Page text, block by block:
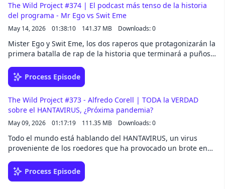
The Wild Project #374 | El podcast más tenso de la historia
del programa - Mr Ego vs Swit Eme
May 14, 2026 01:38:10 141.37 MB Downloads: 0
Mister Ego y Swit Eme, los dos raperos que protagonizarán la
primera batalla de rap de la historia que terminará a puños
más tensos que se han visto jamás en el programa. Mister
Ego ha soltado auténticas barbaridades sobre la vida
afrontar las consecuencias de sus palabras. No te pierdas
este podcast especial, cargado de tensión, provocación y
mala leche, en el que dos personalidades explosivas se
enfrentarán antes de resolver sus cuentas pendientes dentro
del octágono.
Process Episode
The Wild Project #373 - Alfredo Corell | TODA la VERDAD
sobre el HANTAVIRUS, ¿Próxima pandemia?
May 09, 2026 01:17:19 111.35 MB Downloads: 0
Todo el mundo está hablando del HANTAVIRUS, un virus
proveniente de los roedores que ha provocado un brote en
disparado y muchos ya se preguntan si estamos ante el inicio
de una nueva pandemia. Por eso, Jordi Wild trae a Alfredo
Process Episode